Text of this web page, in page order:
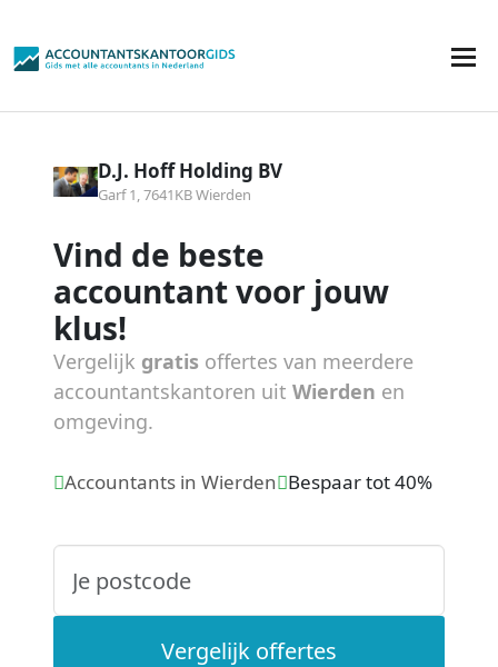
D.J. Hoff Holding BV
Garf 1, 7641KB Wierden
Vind de beste
accountant voor jouw
klus!
Vergelijk gratis offertes van meerdere
accountantskantoren uit Wierden en
omgeving.
Accountants in Wierden Bespaar tot 40%
Vergelijk offertes